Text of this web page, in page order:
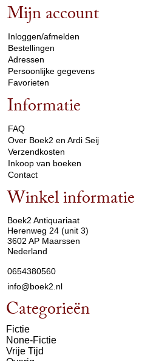
Mijn account
Inloggen/afmelden
Bestellingen
Adressen
Persoonlijke gegevens
Favorieten
Informatie
FAQ
Over Boek2 en Ardi Seij
Verzendkosten
Inkoop van boeken
Contact
Winkel informatie
Boek2 Antiquariaat
Herenweg 24 (unit 3)
3602 AP Maarssen
Nederland
0654380560
info@boek2.nl
Categorieën
Fictie
None-Fictie
Vrije Tijd